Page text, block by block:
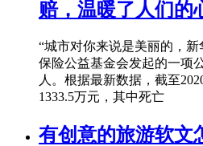
赔，温暖了人们的
“城市对你来说是美丽的，
保险公益基金会发起的一项
人。根据最新数据，截至
1333.5万元，其中死亡
有创意的旅游软文